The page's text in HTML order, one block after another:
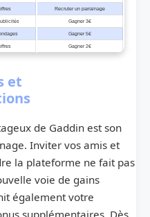
Recruter un parrainage
Gagner 3€
Gagner 5€
Gagner 2€
et
de Gaddin est son
Inviter vos amis et
la plateforme ne fait pas
voie de gains
également votre